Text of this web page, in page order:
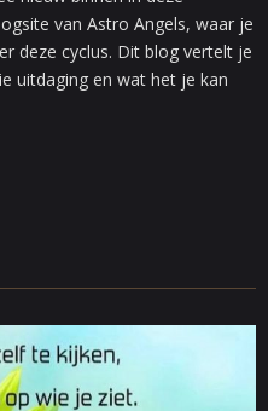
van Astro Angels, waar je
deze cyclus. Dit blog vertelt je
uitdaging en wat het je kan